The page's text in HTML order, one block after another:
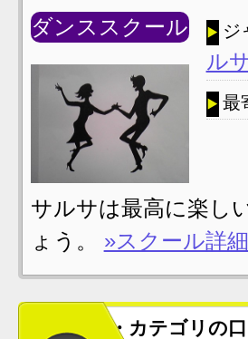
ダンススクール ジ
ル
最
サルサは最高に楽し
ょう。 »スクール詳細
この地域・カテゴリの